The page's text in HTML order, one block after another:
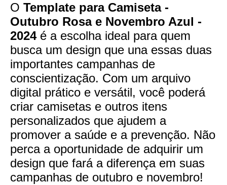
O Template para Camiseta -
Outubro Rosa e Novembro Azul -
2024é a escolha ideal para quem
busca um design que una essas duas
importantes campanhas de
conscientização. Com um arquivo
digital prático e versátil, você poderá
criar camisetas e outros itens
personalizados que ajudem a
promover a saúde e a prevenção. Não
perca a oportunidade de adquirir um
design que fará a diferença em suas
campanhas de outubro e novembro!